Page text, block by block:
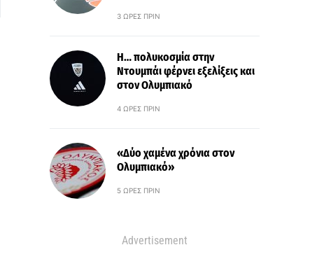
3 ΏΡΕΣ ΠΡΙΝ
Η… πολυκοσμία στην
Ντουμπάι φέρνει εξελίξεις και
στον Ολυμπιακό
4 ΏΡΕΣ ΠΡΙΝ
«Δύο χαμένα χρόνια στον
Ολυμπιακό»
5 ΏΡΕΣ ΠΡΙΝ
Advertisement